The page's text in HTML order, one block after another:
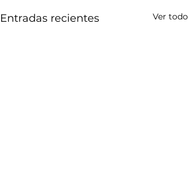
Entradas recientes Ver todo